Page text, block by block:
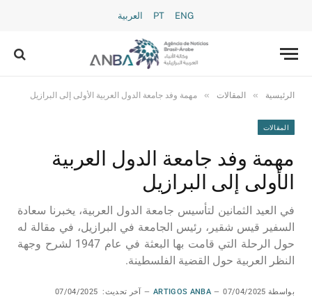
PT ENG العربية
الرئيسية » المقالات » مهمة وفد جامعة الدول العربية الأولى إلى البرازيل
المقالات
مهمة وفد جامعة الدول العربية
الأولى إلى البرازيل
في العيد الثمانين لتأسيس جامعة الدول العربية، يخبرنا سعادة
السفير قيس شقير، رئيس الجامعة في البرازيل، في مقالة له
حول الرحلة التي قامت بها البعثة في عام 1947 لشرح وجهة
النظر العربية حول القضية الفلسطينة.
بواسطة ARTIGOS ANBA 07/04/2025 آخر تحديث: 07/04/2025